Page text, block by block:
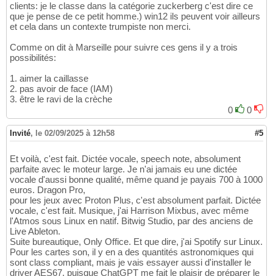
clients: je le classe dans la catégorie zuckerberg c'est dire ce
que je pense de ce petit homme.) win12 ils peuvent voir ailleurs
et cela dans un contexte trumpiste non merci.
Comme on dit à Marseille pour suivre ces gens il y a trois
possibilités:
1. aimer la caillasse
2. pas avoir de face (IAM)
3. être le ravi de la crèche
0
0
Invité, le 02/09/2025 à 12h58 #5
Et voilà, c'est fait. Dictée vocale, speech note, absolument
parfaite avec le moteur large. Je n'ai jamais eu une dictée
vocale d'aussi bonne qualité, même quand je payais 700 à 1000
euros. Dragon Pro,
pour les jeux avec Proton Plus, c'est absolument parfait. Dictée
vocale, c'est fait. Musique, j'ai Harrison Mixbus, avec même
l'Atmos sous Linux en natif. Bitwig Studio, par des anciens de
Live Ableton.
Suite bureautique, Only Office. Et que dire, j'ai Spotify sur Linux.
Pour les cartes son, il y en a des quantités astronomiques qui
sont class compliant, mais je vais essayer aussi d'installer le
driver AES67, puisque ChatGPT me fait le plaisir de préparer le